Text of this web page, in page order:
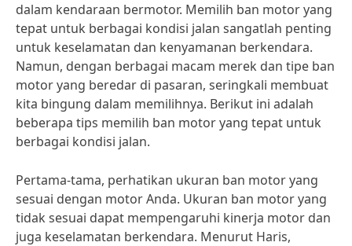
dalam kendaraan bermotor. Memilih ban motor yang
tepat untuk berbagai kondisi jalan sangatlah penting
untuk keselamatan dan kenyamanan berkendara.
Namun, dengan berbagai macam merek dan tipe ban
motor yang beredar di pasaran, seringkali membuat
kita bingung dalam memilihnya. Berikut ini adalah
beberapa tips memilih ban motor yang tepat untuk
berbagai kondisi jalan.
Pertama-tama, perhatikan ukuran ban motor yang
sesuai dengan motor Anda. Ukuran ban motor yang
tidak sesuai dapat mempengaruhi kinerja motor dan
juga keselamatan berkendara. Menurut Haris,